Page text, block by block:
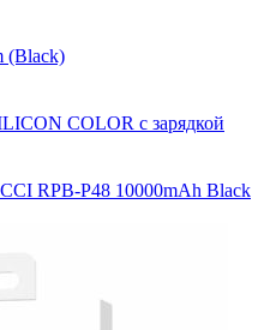
(Black)
COLOR с зарядкой
RPB-P48 10000mAh Black